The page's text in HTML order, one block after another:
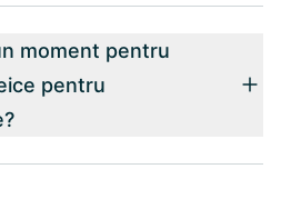
moment pentru
pentru